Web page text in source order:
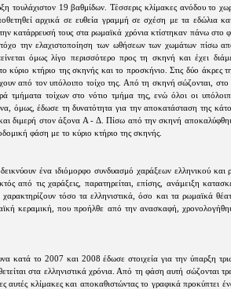
τουλάχιστον 19 βαθμίδων. Τέσσερις κλίμακες ανόδου το
αρχικά σε ευθεία γραμμή σε σχέση με τα εδώλια
κατάρρευσή τους στα ρωμαϊκά χρόνια κτίστηκαν πάνω στο
την ελαχιστοποίηση των ωθήσεων των χωμάτων πίσω
όμως λίγο περισσότερο προς τη σκηνή και έχει
κύριο κτήριο της σκηνής και το προσκήνιο. Στις δύο άκρες
από τον υπόλοιπο τοίχο της. Από τη σκηνή σώζονται, στο
τμήματα τοίχων στο νότιο τμήμα της, ενώ όλοι οι
όμως, έδωσε τη δυνατότητα για την αποκατάσταση της
διμερή στον άξονα Α - Δ. Πίσω από την σκηνή
φάση με το κύριο κτήριο της σκηνής.
ένα ιδιόμορφο συνδυασμό χαράξεων ελληνικού
από τις χαράξεις, παρατηρείται, επίσης, ανάμειξη
χαρακτηρίζουν τόσο τα ελληνιστικά, όσο και τα ρωμαϊκά
κεραμική, που προήλθε από την ανασκαφή,
κατά το 2007 και 2008 έδωσε στοιχεία για την ύπαρξη
στα ελληνιστικά χρόνια. Από τη φάση αυτή σώζονται
αυτές κλίμακες και αποκαθιστώντας το γραφικά προκύπτει